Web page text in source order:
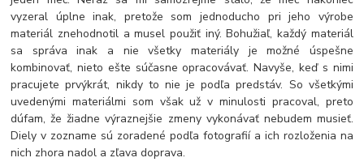
vyzeral úplne inak, pretože som jednoducho pri jeho výrobe
materiál znehodnotil a musel použiť iný. Bohužiaľ, každý materiál
sa správa inak a nie všetky materiály je možné úspešne
kombinovať, nieto ešte súčasne opracovávať. Navyše, keď s nimi
pracujete prvýkrát, nikdy to nie je podľa predstáv. So všetkými
uvedenými materiálmi som však už v minulosti pracoval, preto
dúfam, že žiadne výraznejšie zmeny vykonávať nebudem musieť.
Diely v zozname sú zoradené podľa fotografií a ich rozloženia na
nich zhora nadol a zľava doprava.